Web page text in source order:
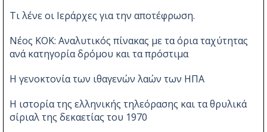
Τι λένε οι Ιεράρχες για την αποτέφρωση.
Νέος ΚΟΚ: Αναλυτικός πίνακας με τα όρια ταχύτητας
ανά κατηγορία δρόμου και τα πρόστιμα
Η γενοκτονία των ιθαγενών λαών των ΗΠΑ
Η ιστορία της ελληνικής τηλεόρασης και τα θρυλικά
σίριαλ της δεκαετίας του 1970